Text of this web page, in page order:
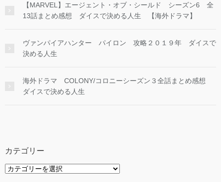
【MARVEL】エージェント・オブ・シールド シーズン6 全
13話まとめ感想 ダイスで決める人生 【海外ドラマ】
ヴァンパイアハンター パイロン 攻略２０１９年 ダイスで
決める人生
海外ドラマ COLONY/コロニーシーズン３全話まとめ感想
ダイスで決める人生
カテゴリー
カ